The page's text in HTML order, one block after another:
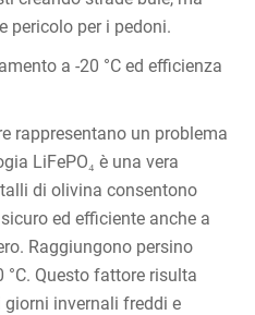
pericolo per i pedoni.
a -20 °C ed efficienza
rappresentano un problema
LiFePO₄ è una vera
di olivina consentono
ed efficiente anche a
Raggiungono persino
°C. Questo fattore risulta
invernali freddi e